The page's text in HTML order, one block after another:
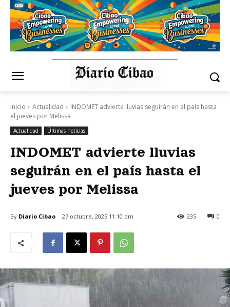
Inicio Actualidad
INDOMET advierte lluvias seguirán en el país hasta
el jueves por Melissa
Actualidad Últimas noticias
INDOMET advierte lluvias
seguirán en el país hasta el
jueves por Melissa
By Diario Cibao 27 octubre, 2025 11:10 pm 0
235